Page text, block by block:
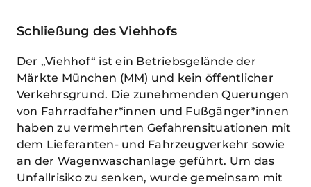
Schließung des Viehhofs
Der „Viehhof“ ist ein Betriebsgelände der
Märkte München (MM) und kein öffentlicher
Verkehrsgrund. Die zunehmenden Querungen
von Fahrradfaher*innen und Fußgänger*innen
haben zu vermehrten Gefahrensituationen mit
dem Lieferanten- und Fahrzeugverkehr sowie
an der Wagenwaschanlage geführt. Um das
Unfallrisiko zu senken, wurde gemeinsam mit